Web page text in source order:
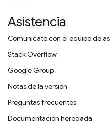
Asistencia
Comunícate con el equipo de
Stack Overflow
Google Group
Notas de la versión
Preguntas frecuentes
Documentación heredada